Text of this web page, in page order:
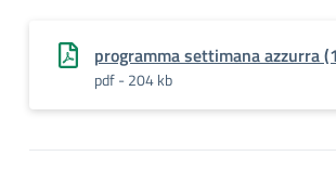
programma settimana azzurra
pdf - 204 kb